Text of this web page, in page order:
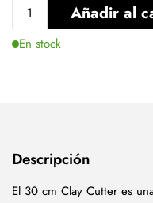
Añadir al
En stock
Descripción
El 30 cm Clay Cutter es